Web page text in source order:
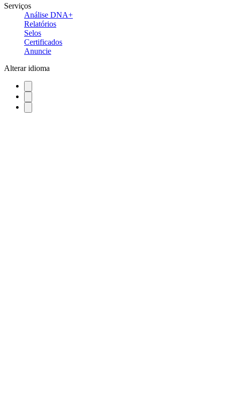
Serviços
Análise DNA+
Relatórios
Selos
Certificados
Anuncie
Alterar idioma